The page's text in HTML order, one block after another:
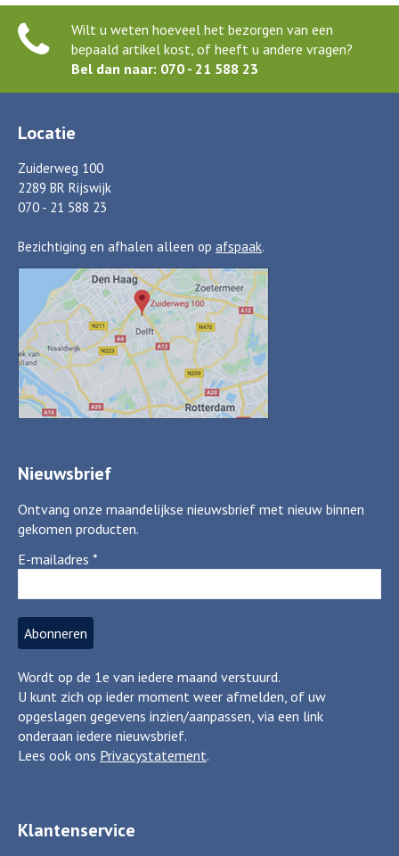
Wilt u weten hoeveel het bezorgen van een
bepaald artikel kost, of heeft u andere vragen?
Bel dan naar: 070 - 21 588 23
Locatie
Zuiderweg 100
2289 BR Rijswijk
070 - 21 588 23
Bezichtiging en afhalen alleen op afspaak.
Nieuwsbrief
Ontvang onze maandelijkse nieuwsbrief met nieuw binnen
gekomen producten.
E-mailadres *
Wordt op de 1e van iedere maand verstuurd.
U kunt zich op ieder moment weer afmelden, of uw
opgeslagen gegevens inzien/aanpassen, via een link
onderaan iedere nieuwsbrief.
Lees ook ons Privacystatement.
Klantenservice